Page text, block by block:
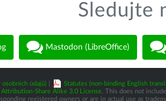
Sledujte
Mastodon (LibreOffice)
osobních údajů)| Statutes (non-binding English
Attribution-Share Alike 3.0 License. This does not
registered owners or are in actual use as